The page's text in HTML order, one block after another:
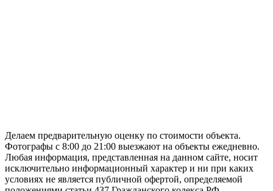
Делаем предварительную оценку по стоимости объекта.
Фотографы с 8:00 до 21:00 выезжают на объекты ежедневно.
Любая информация, представленная на данном сайте, носит
исключительно информационный характер и ни при каких
условиях не является публичной офертой, определяемой